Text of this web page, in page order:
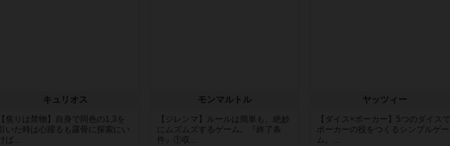
キュリオス
【焦りは禁物】自身で同色の1,3を
引いた時は心躍るも露骨に探索にい
けば...
モンマルトル
【ジレンマ】ルールは簡単も、絶妙
にムズムズするゲーム。『終了条
件』①収...
ヤッツィー
【ダイス×ポーカー】5つのダイスで
ポーカーの役をつくるシンプルゲー
ム。...